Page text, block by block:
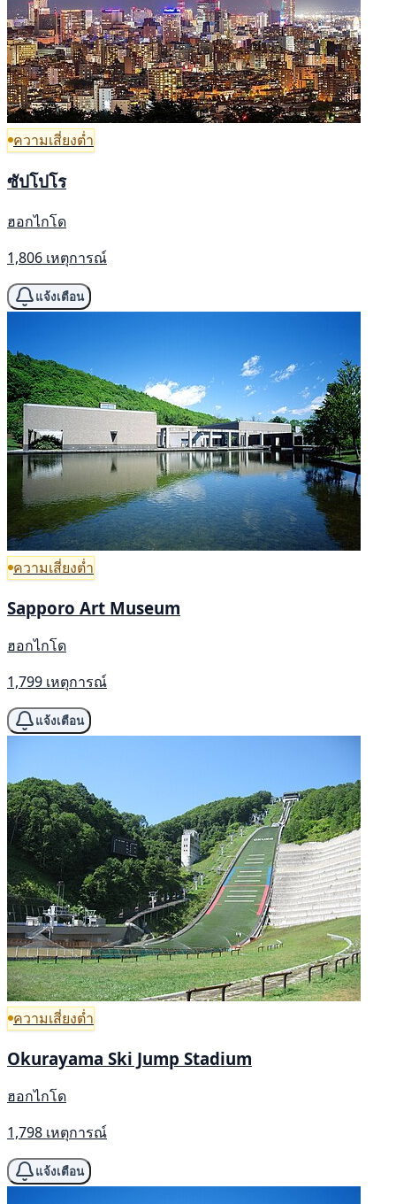
ความเสี่ยงต่ำ
ซัปโปโร
ฮอกไกโด
1,806 เหตุการณ์
แจ้งเตือน
ความเสี่ยงต่ำ
Sapporo Art Museum
ฮอกไกโด
1,799 เหตุการณ์
แจ้งเตือน
ความเสี่ยงต่ำ
Okurayama Ski Jump Stadium
ฮอกไกโด
1,798 เหตุการณ์
แจ้งเตือน